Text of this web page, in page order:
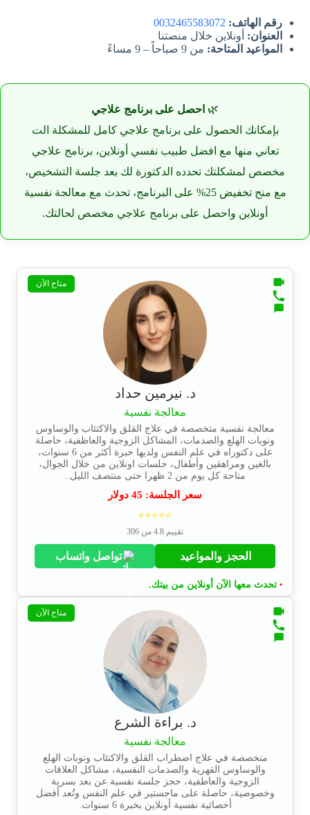
رقم الهاتف: 0032465583072
العنوان: أونلاين خلال منصتنا
المواعيد المتاحة: من 9 صباحاً – 9 مساءً
🌿 احصل على برنامج علاجي
بإمكانك الحصول على برنامج علاجي كامل للمشكلة الت
تعاني منها مع افضل طبيب نفسي أونلاين، برنامج علاجي
مخصص لمشكلتك تحدده الدكتورة لك بعد جلسة التشخيص،
مع منح تخفيض 25% على البرنامج، تحدث مع معالجة نفسية
أونلاين واحصل على برنامج علاجي مخصص لحالتك.
متاح الآن
د. نيرمين حداد
معالجة نفسية
معالجة نفسية متخصصة في علاج القلق والاكتئاب والوساوس
ونوبات الهلع والصدمات، المشاكل الزوجية والعاظفية، حاصلة
على دكتوراه في علم النفس ولديها خبرة أكثر من 6 سنوات،
بالغين ومراهقين وأطفال، جلسات اونلاين من خلال الجوال،
متاحة كل يوم من 2 ظهرا حتى منتصف الليل..
سعر الجلسة: 45 دولار
⭐⭐⭐⭐⭐
تقييم 4.8 من 306
الحجز والمواعيد تواصل واتساب
• تحدث معها الآن أونلاين من بيتك.
متاح الآن
د. براءة الشرع
معالجة نفسية
متخصصة في علاج اضطراب القلق والاكتئاب ونوبات الهلع
والوساوس القهرية والصدمات النفسية، مشاكل العلاقات
الزوجية والعاطفية، حجز جلسة نفسية عن بعد بسرية
وخصوصية، حاصلة على ماجستير في علم النفس وتُعد أفضل
أخصائية نفسية أونلاين بخبرة 6 سنوات.